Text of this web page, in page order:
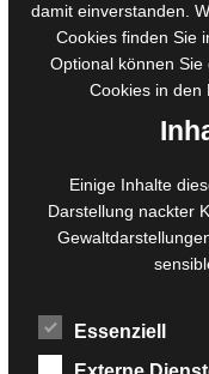
Ausschreibungen
Belegexemplare
Foto- und
Fotorestauration
Creative Artwork
MPS Fotografie
WordPress Support
damit einverstanden.
Cookies finden Sie
Optional können
Cookies in den
Einige Inhalte
Darstellung nackter
Essenziell